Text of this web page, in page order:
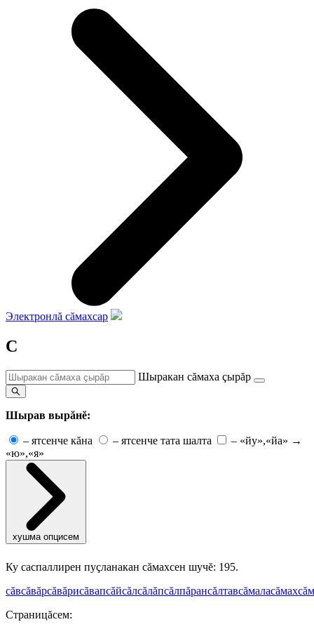
Электронлă сăмахсар
С
Шыракан сăмаха çырăр
Шырав вырăнĕ:
– ятсенче кăна – ятсенче тата шалта – «йу»,«йа» →
«ю»,«я»
хушма опцисем
Ку саспаллирен пуçланакан сăмахсен шучĕ: 195.
сăвсăвăрсăвăрисăвапсăйсăлсăлăпсăлпăрансăлтавсăмаласăмах
Страницăсем: